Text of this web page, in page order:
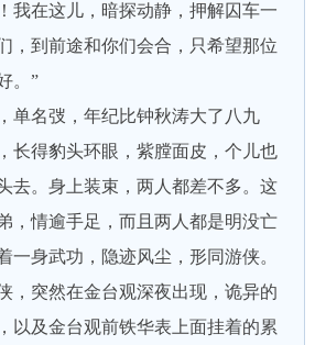
我在这儿，暗探动静，押解囚车一
，到前途和你们会合，只希望那位
。”
名弢，年纪比钟秋涛大了八九
长得豹头环眼，紫膛面皮，个儿也
去。身上装束，两人都差不多。这
，情逾手足，而且两人都是明没亡
一身武功，隐迹风尘，形同游侠。
突然在金台观深夜出现，诡异的
以及金台观前铁华表上面挂着的累